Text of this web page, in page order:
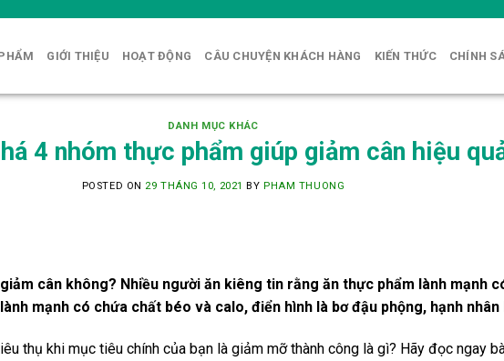
GIỚI THIỆU HOẠT ĐỘNG CÂU CHUYỆN KHÁCH HÀNG KIẾN THỨC CHÍNH
DANH MỤC KHÁC
4 nhóm thực phẩm giúp giảm cân hiệu
POSTED ON 29 THÁNG 10, 2021 BY PHAM THUONG
cân không? Nhiều người ăn kiêng tin rằng ăn thực phẩm lành mạnh
mạnh có chứa chất béo và calo, điển hình là bơ đậu phộng, hạnh nhân
thụ khi mục tiêu chính của bạn là giảm mỡ thành công là gì? Hãy đọc ngay